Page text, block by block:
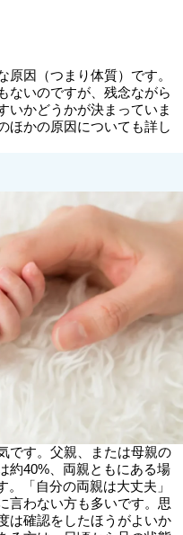
原因（つまり体質）です。
ないのですが、残念ながら
いかどうかが決まっていま
ほかの原因についても詳し
です。父親、または母親の
約40%、両親ともにある場
「自分の両親は大丈夫」
言わない方も多いです。思
は確認をしたほうがよいか